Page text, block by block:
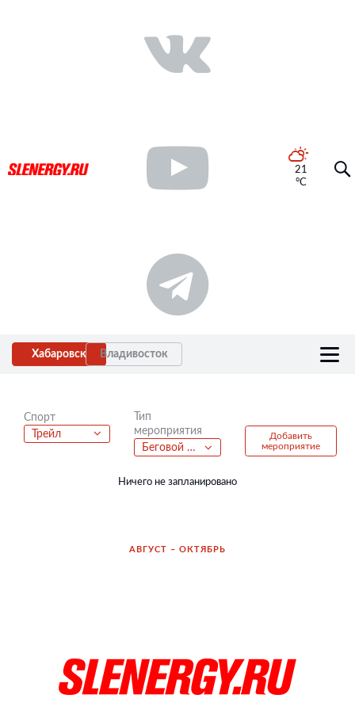
21
°C
Хабаровск Владивосток
Спорт
Трейл
Тип
мероприятия
Беговой полумарафон
Добавить
мероприятие
Ничего не запланировано
АВГУСТ – ОКТЯБРЬ